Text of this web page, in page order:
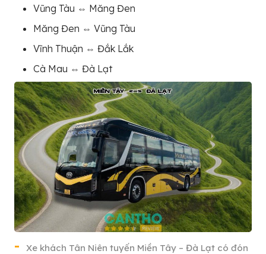
Vũng Tàu ⇔ Măng Đen
Măng Đen ⇔ Vũng Tàu
Vĩnh Thuận ⇔ Đắk Lắk
Cà Mau ⇔ Đà Lạt
Xe khách Tân Niên tuyến Miền Tây – Đà Lạt có đón